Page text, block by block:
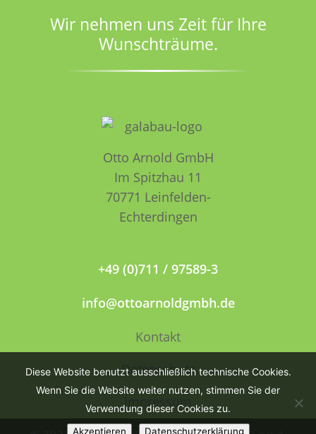
Wir nehmen uns Zeit für Ihre
Wunschträume.
Otto Arnold GmbH
Im Spitzhau 11
70771 Leinfelden­­
Echterdingen
+49 (0)711 / 97589-3
info@ottoarnoldgmbh.de
Kontakt
Datenschutz
Impressum
Diese Website benutzt ausschließlich technische Cookies.
Wenn Sie die Website weiter nutzen, stimmen Sie der
Verwendung dieser Cookies zu.
Akzeptieren Datenschutzerklärung